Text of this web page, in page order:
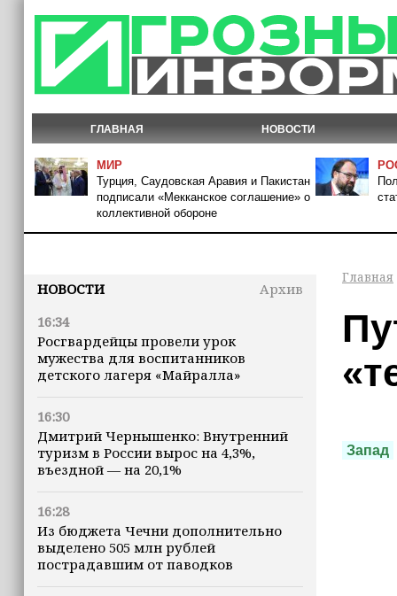
ГЛАВНАЯ НОВОСТИ
МИР
Турция, Саудовская Аравия и Пакистан
подписали «Мекканское соглашение» о
коллективной обороне
НОВОСТИ
Архив
16:34
Росгвардейцы провели урок
мужества для воспитанников
детского лагеря «Майралла»
16:30
Дмитрий Чернышенко: Внутренний
туризм в России вырос на 4,3%,
въездной — на 20,1%
16:28
Из бюджета Чечни дополнительно
выделено 505 млн рублей
пострадавшим от паводков
Главная
Запад